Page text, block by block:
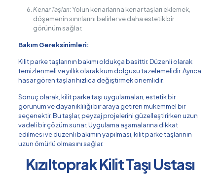
Kenar Taşları: Yolun kenarlarına kenar taşları eklemek,
döşemenin sınırlarını belirler ve daha estetik bir
görünüm sağlar.
Bakım Gereksinimleri:
Kilit parke taşlarının bakımı oldukça basittir. Düzenli olarak
temizlenmeli ve yıllık olarak kum dolgusu tazelemelidir. Ayrıca,
hasar gören taşları hızlıca değiştirmek önemlidir.
Sonuç olarak, kilit parke taşı uygulamaları, estetik bir
görünüm ve dayanıklılığı bir araya getiren mükemmel bir
seçenektir. Bu taşlar, peyzaj projelerini güzelleştirirken uzun
vadeli bir çözüm sunar. Uygulama aşamalarına dikkat
edilmesi ve düzenli bakımın yapılması, kilit parke taşlarının
uzun ömürlü olmasını sağlar.
Kızıltoprak Kilit Taşı Ustası